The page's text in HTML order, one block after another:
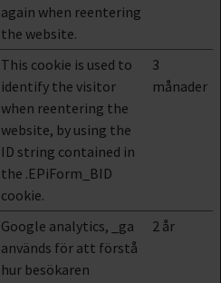
again when reentering
the website.
This cookie is used to
identify the visitor
when reentering the
website, by using the
ID string contained in
the .EPiForm_BID
cookie.
3
månader
Google analytics, _ga
används för att förstå
hur besökaren
2 år